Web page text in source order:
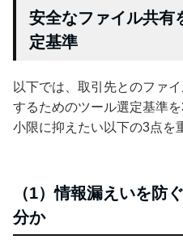
安全なファイル共有
定基準
以下では、取引先とのファ
するためのツール選定基準
小限に抑えたい以下の3点を
（1）情報漏えいを防
分か